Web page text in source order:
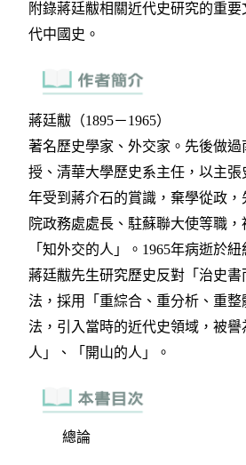
總論